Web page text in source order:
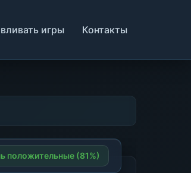
игры Контакты
положительные (81%)